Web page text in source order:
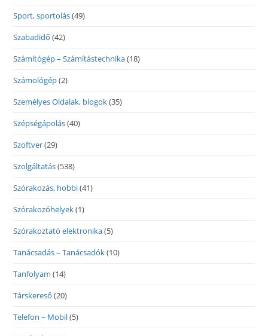
Sport, sportolás(49)
Szabadidő (42)
Számítógép – Számítástechnika(18)
Számológép(2)
Személyes Oldalak, blogok(35)
Szépségápolás(40)
Szoftver(29)
Szolgáltatás(538)
Szórakozás, hobbi(41)
Szórakozóhelyek(1)
Szórakoztató elektronika(5)
Tanácsadás – Tanácsadók(10)
Tanfolyam (14)
Társkereső (20)
Telefon – Mobil(5)